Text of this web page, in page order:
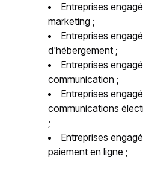
Entreprises
marketing ;
Entreprises
d'hébergement ;
Entreprises
communication ;
Entreprises
communications
;
Entreprises
paiement en ligne ;